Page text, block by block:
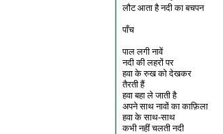
लौट आता है नदी का बचपन
पाँच
पाल लगी नावें
नदी की लहरों पर
हवा के रुख को देखकर
तैरती हैं
हवा बहा ले जाती है
अपने साथ नावों का काफ़िला
हवा के साथ-साथ
कभी नहीं चलती नदी